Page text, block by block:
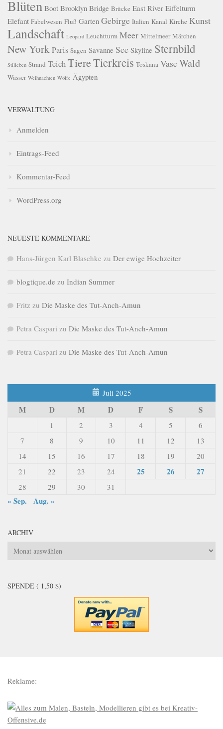
Blüten Boot Brooklyn Bridge Brücke East River Eiffelturm
Elefant Fabelwesen Fluß Garten Gebirge Italien Kanal Kirche Kunst
Landschaft Leopard Leuchtturm Meer Mittelmeer Märchen
New YorkParis Sagen Savanne See Skyline Sternbild
Stilleben Strand TeichTiereTierkreis Toskana VaseWald
Wasser Weihnachten Wölfe Ägypten
VERWALTUNG
Anmelden
Eintrags-Feed
Kommentar-Feed
WordPress.org
NEUESTE KOMMENTARE
Hans-Jürgen Karl Blaschke zu Der ewige Hochzeiter
blogtique.de zu Indian Summer
Fritz zu Die Maske des Tut-Anch-Amun
Petra Caspari zu Die Maske des Tut-Anch-Amun
Petra Caspari zu Die Maske des Tut-Anch-Amun
Juli 2025
M D M D F S S
1 2 3 4 5
6
7
8 9 10 11 12
13
14
15 16 17 18 19
20
21
22 23 24 25 26 27
28 29 30 31
« Sep. Aug. »
ARCHIV
Archiv
SPENDE ( 1,50 $)
Reklame: